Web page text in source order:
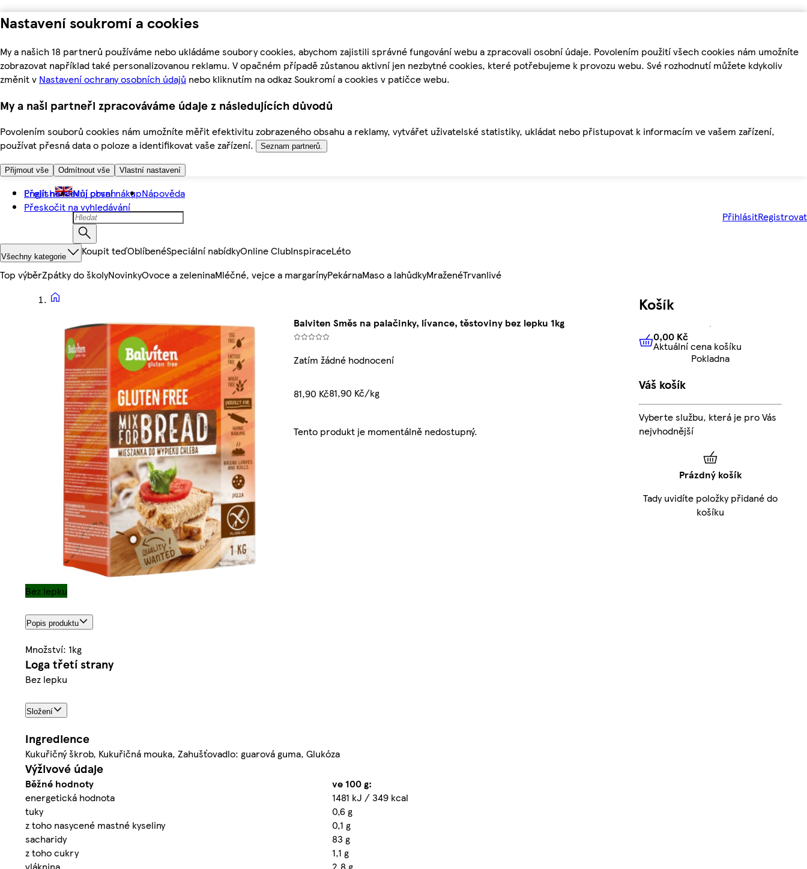
Nastavení soukromí a cookies
My a našich 18 partnerů používáme nebo ukládáme soubory cookies, abychom zajistili správné fungování webu a zpracovali osobní údaje. Povolením použití všech cookies nám umožníte
zobrazovat například také personalizovanou reklamu. V opačném případě zůstanou aktivní jen nezbytné cookies, které potřebujeme k provozu webu. Své rozhodnutí můžete kdykoliv
změnit v Nastavení ochrany osobních údajů nebo kliknutím na odkaz Soukromí a cookies v patičce webu.
My a naši partneři zpracováváme údaje z následujících důvodů
Povolením souborů cookies nám umožníte měřit efektivitu zobrazeného obsahu a reklamy, vytvářet uživatelské statistiky, ukládat nebo přistupovat k informacím ve vašem zařízení,
používat přesná data o poloze a identifikovat vaše zařízení.
Seznam partnerů.
Přijmout vše Odmítnout vše Vlastní nastavení
Přejít na hlavní obsah
Přeskočit na vyhledávání
English Můj první nákupNápověda
PřihlásitRegistrovat
Všechny kategorie Koupit teďOblíbenéSpeciální nabídkyOnline ClubInspiraceLéto
Top výběrZpátky do školyNovinkyOvoce a zeleninaMléčné, vejce a margarínyPekárnaMaso a lahůdkyMraženéTrvanlivé
Balviten Směs na palačinky, lívance, těstoviny bez lepku 1kg
Zatím žádné hodnocení
81,90 Kč81,90 Kč/kg
Tento produkt je momentálně nedostupný.
Bez lepku
Popis produktu
Množství: 1kg
Loga třetí strany
Bez lepku
Složení
Ingredience
Kukuřičný škrob, Kukuřičná mouka, Zahušťovadlo: guarová guma, Glukóza
Výživové údaje
Běžné hodnoty
ve 100 g:
energetická hodnota
1481 kJ / 349 kcal
tuky
0,6 g
z toho nasycené mastné kyseliny
0,1 g
sacharidy
83 g
z toho cukry
1,1 g
vláknina
2,8 g
Košík
0,00 KčAktuální cena košíku
0,00 Kč
Aktuální cena košíku
Pokladna
Váš košík
Vyberte službu, která je pro Vás
nejvhodnější
Prázdný košík
Tady uvidíte položky přidané do
košíku